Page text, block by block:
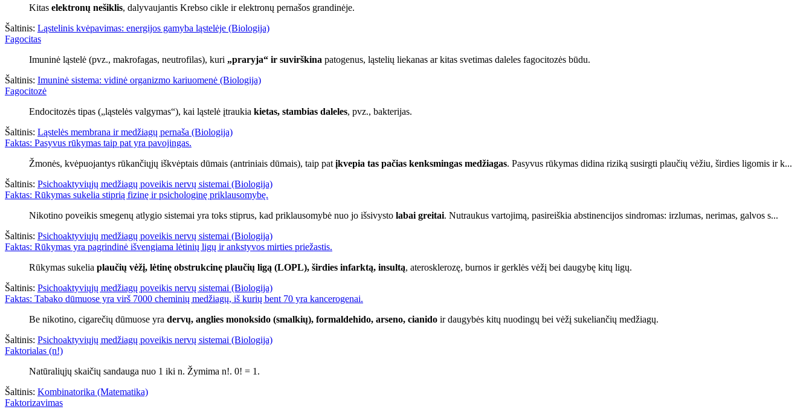
Kitas elektronų nešiklis, dalyvaujantis Krebso cikle ir elektronų pernašos grandinėje.
Šaltinis: Ląstelinis kvėpavimas: energijos gamyba ląstelėje (Biologija)
Fagocitas
Imuninė ląstelė (pvz., makrofagas, neutrofilas), kuri „praryja“ ir suvirškina patogenus, ląstelių liekanas ar kitas svetimas daleles fagocitozės būdu.
Šaltinis: Imuninė sistema: vidinė organizmo kariuomenė (Biologija)
Fagocitozė
Endocitozės tipas („ląstelės valgymas“), kai ląstelė įtraukia kietas, stambias daleles, pvz., bakterijas.
Šaltinis: Ląstelės membrana ir medžiagų pernaša (Biologija)
Faktas: Pasyvus rūkymas taip pat yra pavojingas.
Žmonės, kvėpuojantys rūkančiųjų iškvėptais dūmais (antriniais dūmais), taip pat įkvepia tas pačias kenksmingas medžiagas. Pasyvus rūkymas didina riziką susirgti plaučių vėžiu, širdies ligomis ir k...
Šaltinis: Psichoaktyviųjų medžiagų poveikis nervų sistemai (Biologija)
Faktas: Rūkymas sukelia stiprią fizinę ir psichologinę priklausomybę.
Nikotino poveikis smegenų atlygio sistemai yra toks stiprus, kad priklausomybė nuo jo išsivysto labai greitai. Nutraukus vartojimą, pasireiškia abstinencijos sindromas: irzlumas, nerimas, galvos s...
Šaltinis: Psichoaktyviųjų medžiagų poveikis nervų sistemai (Biologija)
Faktas: Rūkymas yra pagrindinė išvengiama lėtinių ligų ir ankstyvos mirties priežastis.
Rūkymas sukelia plaučių vėžį, lėtinę obstrukcinę plaučių ligą (LOPL), širdies infarktą, insultą, aterosklerozę, burnos ir gerklės vėžį bei daugybę kitų ligų.
Šaltinis: Psichoaktyviųjų medžiagų poveikis nervų sistemai (Biologija)
Faktas: Tabako dūmuose yra virš 7000 cheminių medžiagų, iš kurių bent 70 yra kancerogenai.
Be nikotino, cigarečių dūmuose yra dervų, anglies monoksido (smalkių), formaldehido, arseno, cianido ir daugybės kitų nuodingų bei vėžį sukeliančių medžiagų.
Šaltinis: Psichoaktyviųjų medžiagų poveikis nervų sistemai (Biologija)
Faktorialas (n!)
Natūraliųjų skaičių sandauga nuo 1 iki n. Žymima n!. 0! = 1.
Šaltinis: Kombinatorika (Matematika)
Faktorizavimas